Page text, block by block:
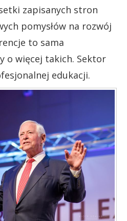
zapisanych stron
pomysłów na rozwój
to sama
o więcej takich. Sektor
edukacji.